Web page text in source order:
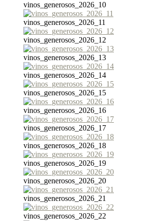
vinos_generosos_2026_10
vinos_generosos_2026_11
vinos_generosos_2026_12
vinos_generosos_2026_13
vinos_generosos_2026_14
vinos_generosos_2026_15
vinos_generosos_2026_16
vinos_generosos_2026_17
vinos_generosos_2026_18
vinos_generosos_2026_19
vinos_generosos_2026_20
vinos_generosos_2026_21
vinos_generosos_2026_22